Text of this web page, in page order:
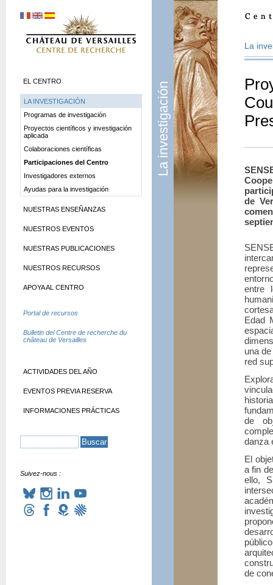
La investigación
La
de
entre
Edad
una
red
de
danza
El
a fin
ello,
de
EL CENTRO
LA INVESTIGACIÓN
Programas de investigación
Proyectos científicos y investigación
aplicada
Colaboraciones científicas
Participaciones del Centro
Investigadores externos
Ayudas para la investigación
NUESTRAS ENSEÑANZAS
NUESTROS EVENTOS
NUESTRAS PUBLICACIONES
NUESTROS RECURSOS
APOYA AL CENTRO
Portal de recursos
Bulletin del Centre de recherche du
château de Versailles
ACTIVIDADES DEL AÑO
EVENTOS PREVIA RESERVA
INFORMACIONES PRÁCTICAS
Suivez-nous :